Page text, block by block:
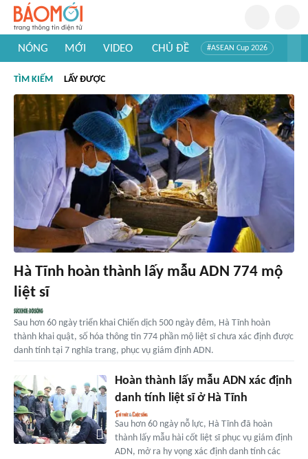
NÓNG MỚI VIDEO CHỦ ĐỀ #ASEAN Cup 2026
#Khám phá thế giới
TÌM KIẾM LẤY ĐƯỢC
Hà Tĩnh hoàn thành lấy mẫu ADN 774 mộ
liệt sĩ
Sau hơn 60 ngày triển khai Chiến dịch 500 ngày đêm, Hà Tĩnh hoàn
thành khai quật, số hóa thông tin 774 phần mộ liệt sĩ chưa xác định được
danh tính tại 7 nghĩa trang, phục vụ giám định ADN.
Hoàn thành lấy mẫu ADN xác định
danh tính liệt sĩ ở Hà Tĩnh
Sau hơn 60 ngày nỗ lực, Hà Tĩnh đã hoàn
thành lấy mẫu hài cốt liệt sĩ phục vụ giám định
ADN, mở ra hy vọng xác định danh tính các